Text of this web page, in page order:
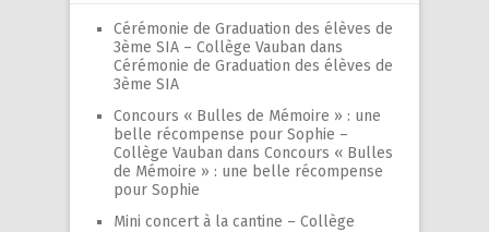
Cérémonie de Graduation des élèves de
3ème SIA – Collège Vauban dans
Cérémonie de Graduation des élèves de
3ème SIA
Concours « Bulles de Mémoire » : une
belle récompense pour Sophie –
Collège Vauban dans Concours « Bulles
de Mémoire » : une belle récompense
pour Sophie
Mini concert à la cantine – Collège